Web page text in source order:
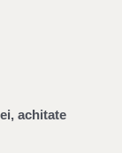
achitate